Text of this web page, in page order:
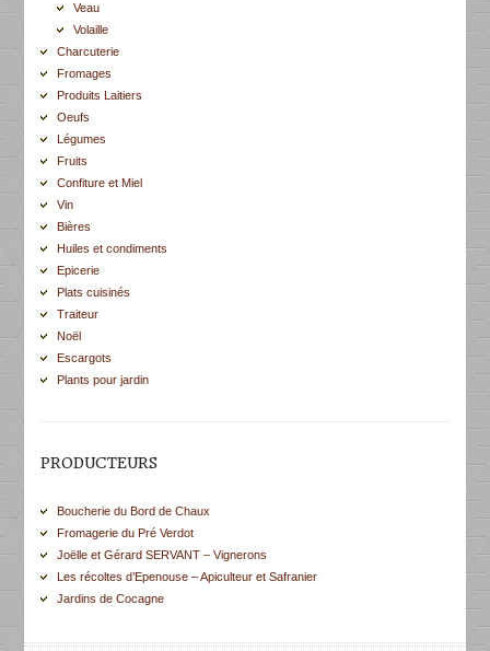
Veau
Volaille
Charcuterie
Fromages
Produits Laitiers
Oeufs
Légumes
Fruits
Confiture et Miel
Vin
Bières
Huiles et condiments
Epicerie
Plats cuisinés
Traiteur
Noël
Escargots
Plants pour jardin
PRODUCTEURS
Boucherie du Bord de Chaux
Fromagerie du Pré Verdot
Joëlle et Gérard SERVANT – Vignerons
Les récoltes d’Epenouse – Apiculteur et Safranier
Jardins de Cocagne